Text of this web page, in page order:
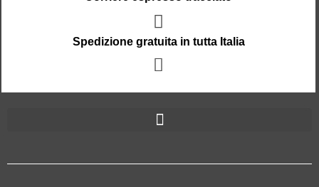
Spedizione gratuita in tutta Italia